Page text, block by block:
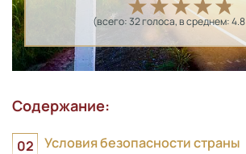
(всего:32голоса, в среднем:4.8
Содержание:
Условия безопасности страны